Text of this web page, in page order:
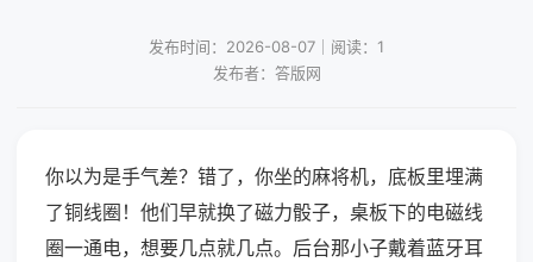
发布时间：2026-08-07｜阅读：1
发布者：答版网
你以为是手气差？错了，你坐的麻将机，底板里埋满
了铜线圈！他们早就换了磁力骰子，桌板下的电磁线
圈一通电，想要几点就几点。后台那小子戴着蓝牙耳